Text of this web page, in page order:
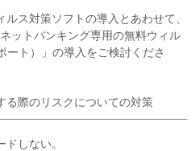
ス対策ソフトの導入とあわせて、
ットバンキング専用の無料ウィル
ート）」の導入をご検討くださ
る際のリスクについての対策
ドしない。